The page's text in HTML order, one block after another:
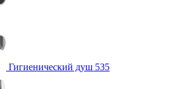
Гигиенический душ 535